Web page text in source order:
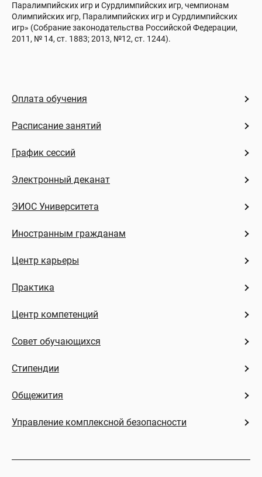
Оплата обучения
Расписание занятий
График сессий
Электронный деканат
ЭИОС Университета
Иностранным гражданам
Центр карьеры
Практика
Центр компетенций
Совет обучающихся
Стипендии
Общежития
Управление комплексной безопасности
Паралимпийских игр и Сурдлимпийских игр, чемпионам
Олимпийских игр, Паралимпийских игр и Сурдлимпийских
игр» (Собрание законодательства Российской Федерации,
2011, № 14, ст. 1883; 2013, №12, ст. 1244).